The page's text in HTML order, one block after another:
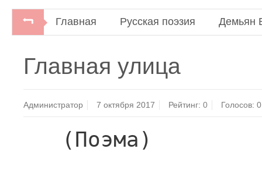
Главная Русская поэзия Демьян
Главная улица
Администратор 7 октября 2017 Рейтинг:0 Голосов: 0